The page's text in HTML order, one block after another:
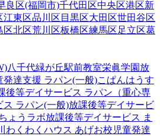
良区(福岡市)千代田区中央区港区新
江東区品川区 目黒区大田区世田谷区
区北区荒川区板橋区練馬区足立区葛
八千代緑が丘駅前教室栄眞学園放
発達支援 ラパン(一般)こぱんはうす
後等デイサービス ラパン（重心専
ス ラパン(一般)放課後等デイサービ
ょうラボ放課後等デイサービス ま
わくわくハウス あげお校 児童発達